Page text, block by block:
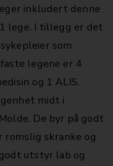
inkludert denne
lege. I tillegg er det
som
legene er 4
og 1 ALIS.
midt i
De byr på godt
skranke og
utstyr lab og